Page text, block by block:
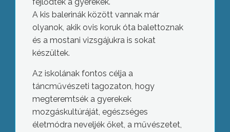
A kis balerinák között vannak már
olyanok, akik ovis koruk óta balettoznak
és a mostani vizsgájukra is sokat
készültek.
Az iskolának fontos célja a
táncművészeti tagozaton, hogy
megteremtsék a gyerekek
mozgáskultúráját, egészséges
életmódra neveljék őket, a művészetet,